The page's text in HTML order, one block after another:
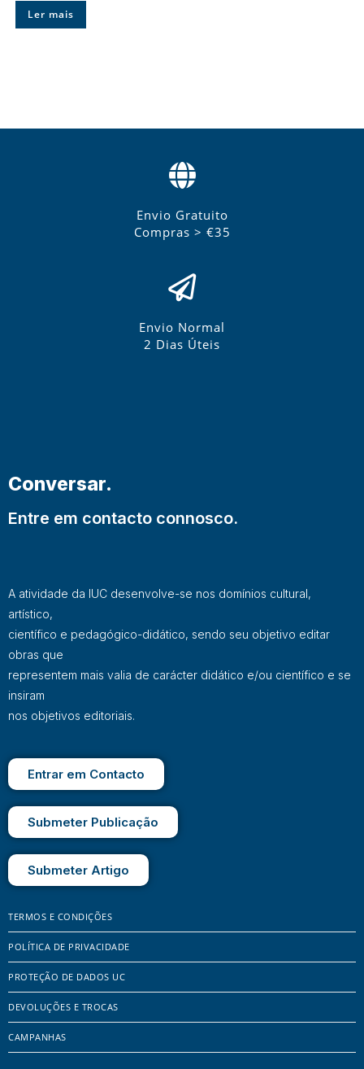
Ler mais
Envio Gratuito
Compras > €35
Envio Normal
2 Dias Úteis
Conversar.
Entre em contacto connosco.
A atividade da IUC desenvolve-se nos domínios cultural,
artístico,
científico e pedagógico-didático, sendo seu objetivo editar
obras que
representem mais valia de carácter didático e/ou científico e se
insiram
nos objetivos editoriais.
Entrar em Contacto
Submeter Publicação
Submeter Artigo
TERMOS E CONDIÇÕES
POLÍTICA DE PRIVACIDADE
PROTEÇÃO DE DADOS UC
DEVOLUÇÕES E TROCAS
CAMPANHAS